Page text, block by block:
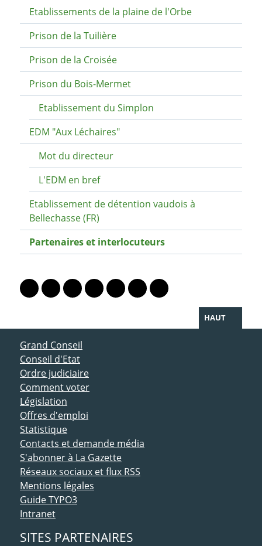
Etablissements de la plaine de l'Orbe
Prison de la Tuilière
Prison de la Croisée
Prison du Bois-Mermet
Etablissement du Simplon
EDM "Aux Léchaires"
Mot du directeur
L'EDM en bref
Etablissement de détention vaudois à
Bellechasse (FR)
Partenaires et interlocuteurs
Lien vers le profil Mastodon
Lien vers le profil Bluesky
Lien vers le profil Instagram
Lien vers le profil Linkedin
Lien vers le profil Facebook
Lien vers le profil Twitter
Partager par WhatsApp
HAUT
ACCÈS DIRECT
Grand Conseil
Conseil d'Etat
Ordre judiciaire
Comment voter
Législation
Offres d'emploi
Statistique
Contacts et demande média
S'abonner à La Gazette
Réseaux sociaux et flux RSS
Mentions légales
Guide TYPO3
Intranet
SITES PARTENAIRES